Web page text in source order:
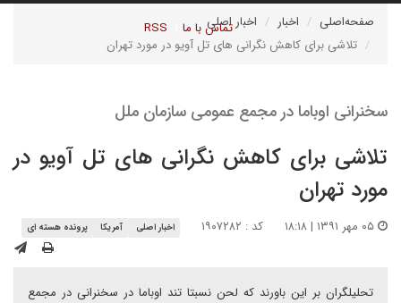
تماس با ما RSS صفحه‌اصلی اخبار
اخبار اصلی
تلاشی برای کاهش نگرانی های تل آویو در مورد تهران
سخنرانی اوباما در مجمع عمومی سازمان ملل
تلاشی برای کاهش نگرانی های تل آویو در
مورد تهران
کد : ۱۹۰۷۲۸۲ اخبار اصلی آمریکا پرونده هسته ای
تحلیلگران بر این باورند که لحن نسبتا تند اوباما در سخنرانی در مجمع